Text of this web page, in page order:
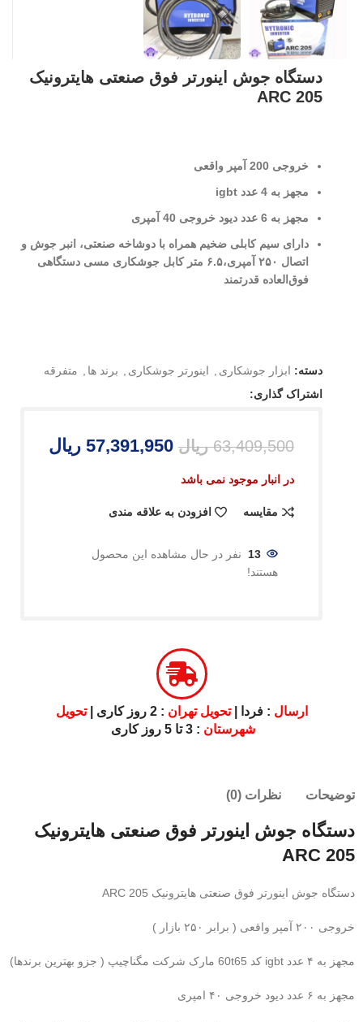
دستگاه جوش اینورتر فوق صنعتی هایترونیک
ARC 205
خروجی 200 آمپر واقعی
مجهز به 4 عدد igbt
مجهز به 6 عدد دیود خروجی 40 آمپری
دارای سیم کابلی ضخیم همراه با دوشاخه صنعتی، انبر جوش و
اتصال ۲۵۰ آمپری،۶.۵ متر کابل جوشکاری مسی دستگاهی
فوق‌العاده قدرتمند
دسته: ابزار جوشکاری اینورتر جوشکاری برند ها
متفرقه
اشتراک گذاری:
63,409,500 ریال 57,391,950 ریال
در انبار موجود نمی باشد
مقایسه افزودن به علاقه مندی
13 نفر در حال مشاهده این محصول
هستند!
ارسال : فردا |تحویل تهران : 2 روز کاری |
تحویل
شهرستان : 3 تا 5 روز کاری
توضیحات نظرات (0)
دستگاه جوش اینورتر فوق صنعتی هایترونیک
ARC 205
دستگاه جوش اینورتر فوق صنعتی هایترونیک ARC 205
خروجی ۲۰۰ آمپر واقعی ( برابر ۲۵۰ بازار )
مجهز به ۴ عدد igbt کد 60t65 مارک شرکت مگناچیپ ( جزو بهترین برندها)
مجهز به ۶ عدد دیود خروجی ۴۰ امپری